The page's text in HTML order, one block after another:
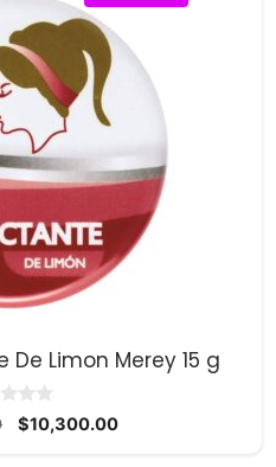
Limon Merey 15 g
El
$10,300.00El